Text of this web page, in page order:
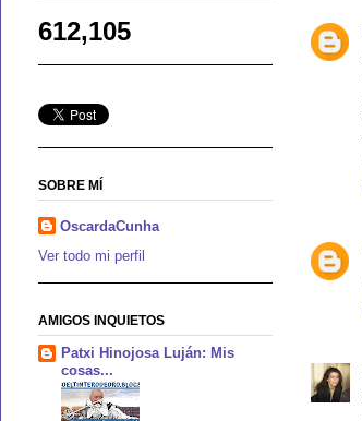
612,105
SOBRE MÍ
OscardaCunha
Ver todo mi perfil
AMIGOS INQUIETOS
Patxi Hinojosa Luján: Mis
cosas...